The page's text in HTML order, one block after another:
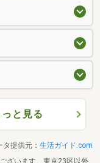
と見る
提供元： 生活ガイド.com
ざいます。東京23区以外